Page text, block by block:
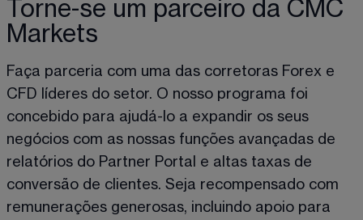
Torne-se um parceiro da CMC
Markets
Faça parceria com uma das corretoras Forex e
CFD líderes do setor. O nosso programa foi
concebido para ajudá-lo a expandir os seus
negócios com as nossas funções avançadas de
relatórios do Partner Portal e altas taxas de
conversão de clientes. Seja recompensado com
remunerações generosas, incluindo apoio para